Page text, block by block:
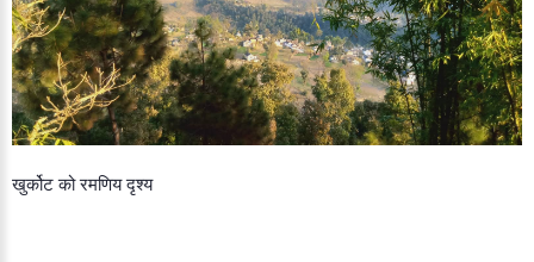
खुर्कोट को रमणिय दृश्य